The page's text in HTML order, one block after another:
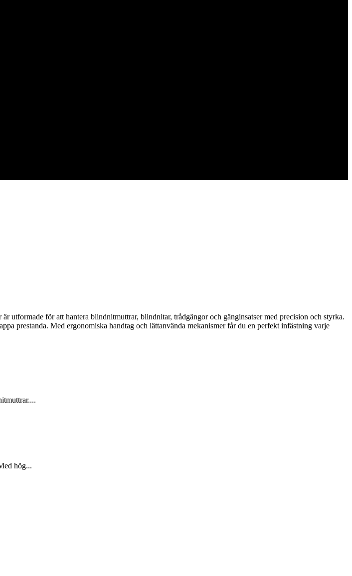
utformade för att hantera blindnitmuttrar, blindnitar, trådgängor och gänginsatser med precision och styrka.
prestanda. Med ergonomiska handtag och lättanvända mekanismer får du en perfekt infästning varje
hög...